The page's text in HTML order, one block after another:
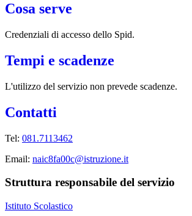
Cosa serve
Credenziali di accesso dello Spid.
Tempi e scadenze
L'utilizzo del servizio non prevede scadenze.
Contatti
Tel: 081.7113462
Email: naic8fa00c@istruzione.it
Struttura responsabile del servizio
Istituto Scolastico